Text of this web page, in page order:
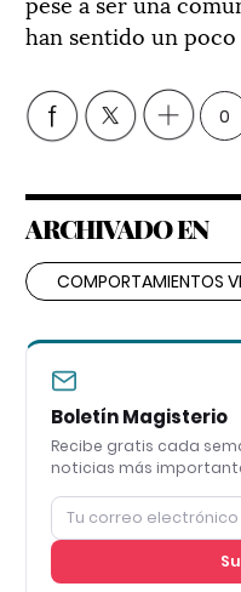
han sentido un poco
0
ARCHIVADO EN
COMPORTAMIENTOS
Boletín Magisterio
Recibe gratis cada
noticias más